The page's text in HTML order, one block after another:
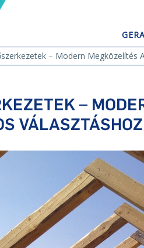
– Modern Megközelítés
–
VÁLASZTÁSHOZ